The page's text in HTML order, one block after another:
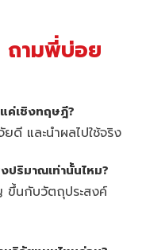
ถามพี่บ่อย
ค่เชิงทฤษฎี?
ดี และนำผลไปใช้จริง
ปริมาณเท่านั้นไหม?
ขึ้นกับวัตถุประสงค์